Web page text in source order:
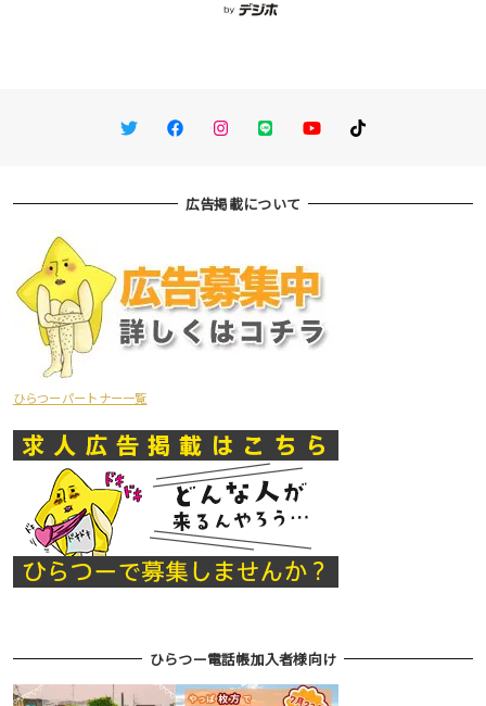
TwitterFacebookInstagram
LINE You TubeTikTok
広告掲載について
ひらつーパートナー一覧
ひらつー電話帳加入者様向け